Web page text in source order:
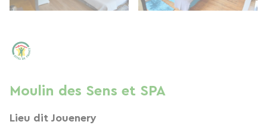
Moulin des Sens et SPA
Lieu dit Jouenery